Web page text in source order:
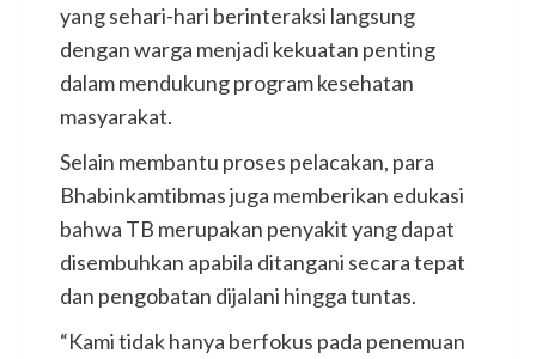
yang sehari-hari berinteraksi langsung
dengan warga menjadi kekuatan penting
dalam mendukung program kesehatan
masyarakat.
Selain membantu proses pelacakan, para
Bhabinkamtibmas juga memberikan edukasi
bahwa TB merupakan penyakit yang dapat
disembuhkan apabila ditangani secara tepat
dan pengobatan dijalani hingga tuntas.
“Kami tidak hanya berfokus pada penemuan